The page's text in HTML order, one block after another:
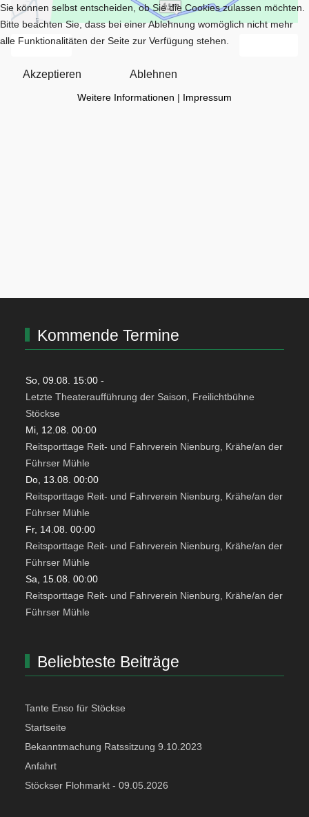
Vorheriger Beitrag: Am Stöckser Holz
Zurück
Kommende Termine
So, 09.08. 15:00-
Letzte Theateraufführung der Saison, Freilichtbühne
Stöckse
Mi, 12.08. 00:00
Reitsporttage Reit- und Fahrverein Nienburg, Krähe/an der
Führser Mühle
Do, 13.08. 00:00
Reitsporttage Reit- und Fahrverein Nienburg, Krähe/an der
Führser Mühle
Fr, 14.08. 00:00
Reitsporttage Reit- und Fahrverein Nienburg, Krähe/an der
Führser Mühle
Sa, 15.08. 00:00
Reitsporttage Reit- und Fahrverein Nienburg, Krähe/an der
Führser Mühle
Beliebteste Beiträge
Tante Enso für Stöckse
Startseite
Bekanntmachung Ratssitzung 9.10.2023
Anfahrt
Stöckser Flohmarkt - 09.05.2026
Sie können selbst entscheiden, ob Sie die Cookies zulassen möchten.
Bitte beachten Sie, dass bei einer Ablehnung womöglich nicht mehr
alle Funktionalitäten der Seite zur Verfügung stehen.
Akzeptieren Ablehnen
Weitere Informationen | Impressum